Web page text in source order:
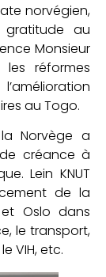
norvégien,
gratitude au
Monsieur
les réformes
au Togo.
Norvège a
créance à
Lein KNUT
de la
Oslo dans
le transport,
VIH, etc.